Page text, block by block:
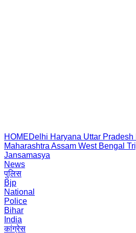
HOMEDelhi Haryana Uttar Pradesh
Maharashtra Assam West Bengal
Jansamasya
News
पुलिस
Bjp
National
Police
Bihar
India
कांग्रेस